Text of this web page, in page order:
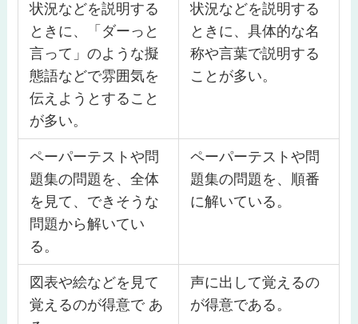
状況などを説明する
ときに、「ダーっと
言って」のような擬
態語などで雰囲気を
伝えようとすること
が多い。
状況などを説明する
ときに、具体的な名
称や言葉で説明する
ことが多い。
ペーパーテストや問
題集の問題を、全体
を見て、できそうな
問題から解いてい
る。
ペーパーテストや問
題集の問題を、順番
に解いている。
図表や絵などを見て
覚えるのが得意で あ
声に出して覚えるの
が得意である。